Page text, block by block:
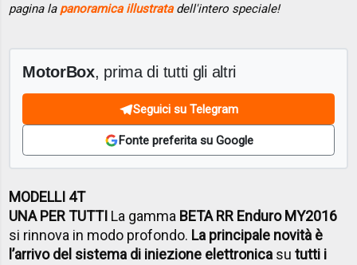
pagina la panoramica illustratadell'intero speciale!
MotorBox, prima di tutti gli altri
Seguici su Telegram
Fonte preferita su Google
MODELLI 4T
UNA PER TUTTI La gamma BETA RR Enduro MY2016
si rinnova in modo profondo. La principale novità è
l’arrivo del sistema di iniezione elettronica sututti i